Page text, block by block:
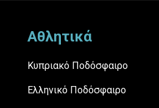
Αθλητικά
Κυπριακό Ποδόσφαιρο
Ελληνικό Ποδόσφαιρο